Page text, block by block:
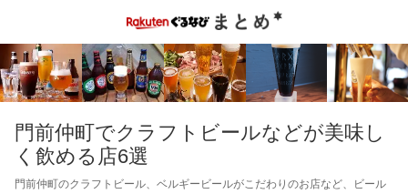
門前仲町でクラフトビールなどが美味し
く飲める店6選
門前仲町のクラフトビール、ベルギービールがこだわりのお店など、ビール